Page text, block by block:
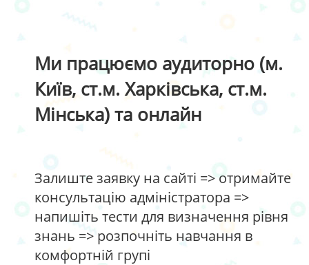
Ми працюємо аудиторно (м.
Київ, ст.м. Харківська, ст.м.
Мінська) та онлайн
Залиште заявку на сайті => отримайте
консультацію адміністратора =>
напишіть тести для визначення рівня
знань => розпочніть навчання в
комфортній групі